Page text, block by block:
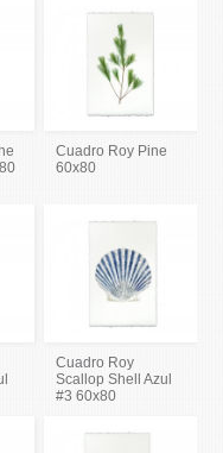
Cuadro Roy Pine
60x80
Cuadro Roy
Scallop Shell Azul
#3 60x80